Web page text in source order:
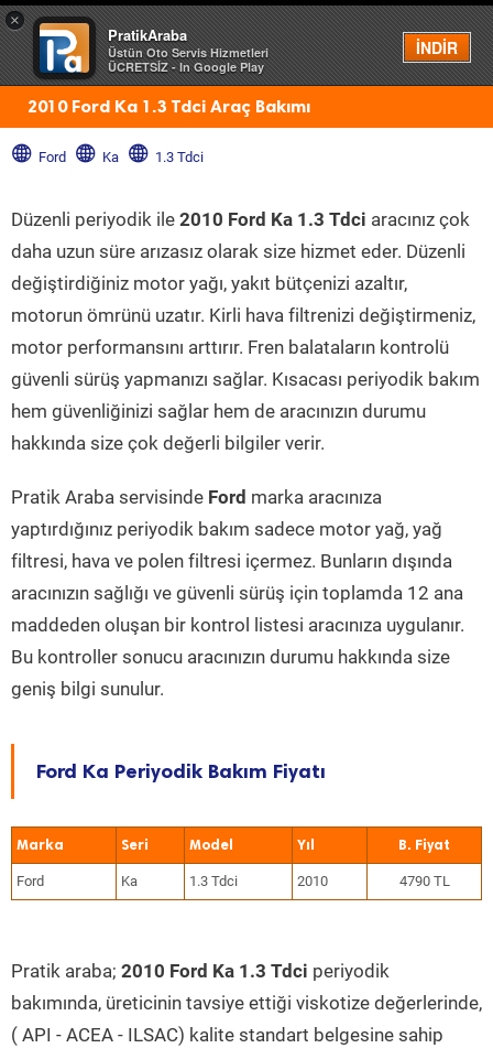
×
PratikAraba
Üstün Oto Servis Hizmetleri
ÜCRETSİZ - In Google Play
İNDİR
Menü
2010 Ford Ka 1.3 Tdci Araç Bakımı
Ford Ka 1.3 Tdci
Düzenli periyodik ile 2010 Ford Ka 1.3 Tdci aracınız çok
daha uzun süre arızasız olarak size hizmet eder. Düzenli
değiştirdiğiniz motor yağı, yakıt bütçenizi azaltır,
motorun ömrünü uzatır. Kirli hava filtrenizi değiştirmeniz,
motor performansını arttırır. Fren balataların kontrolü
güvenli sürüş yapmanızı sağlar. Kısacası periyodik bakım
hem güvenliğinizi sağlar hem de aracınızın durumu
hakkında size çok değerli bilgiler verir.
Pratik Araba servisinde Ford marka aracınıza
yaptırdığınız periyodik bakım sadece motor yağ, yağ
filtresi, hava ve polen filtresi içermez. Bunların dışında
aracınızın sağlığı ve güvenli sürüş için toplamda 12 ana
maddeden oluşan bir kontrol listesi aracınıza uygulanır.
Bu kontroller sonucu aracınızın durumu hakkında size
geniş bilgi sunulur.
Ford Ka Periyodik Bakım Fiyatı
Marka Seri Model Yıl
Ford Ka 1.3 Tdci 2010 4790 TL
Pratik araba; 2010 Ford Ka 1.3 Tdci periyodik
bakımında, üreticinin tavsiye ettiği viskotize değerlerinde,
( API - ACEA - ILSAC) kalite standart belgesine sahip